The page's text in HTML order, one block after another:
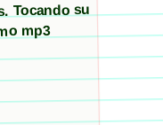
Tocando su
mp3